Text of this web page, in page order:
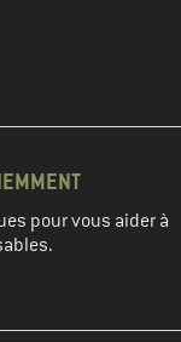
pour vous aider à